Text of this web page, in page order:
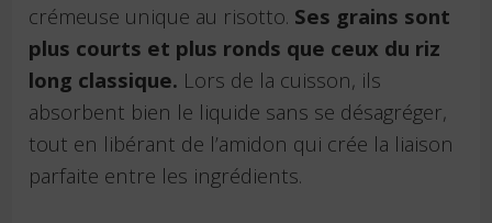
crémeuse unique au risotto. Ses grains sont
plus courts et plus ronds que ceux du riz
long classique. Lors de la cuisson, ils
absorbent bien le liquide sans se désagréger,
tout en libérant de l’amidon qui crée la liaison
parfaite entre les ingrédients.